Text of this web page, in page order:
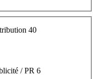
40
/ PR 6